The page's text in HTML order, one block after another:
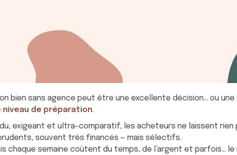
bien sans agence peut être une excellente décision… ou
de préparation.
exigeant et ultra-comparatif, les acheteurs ne laissent rien
souvent très financés — mais sélectifs.
chaque semaine coûtent du temps, de l’argent et parfois… le